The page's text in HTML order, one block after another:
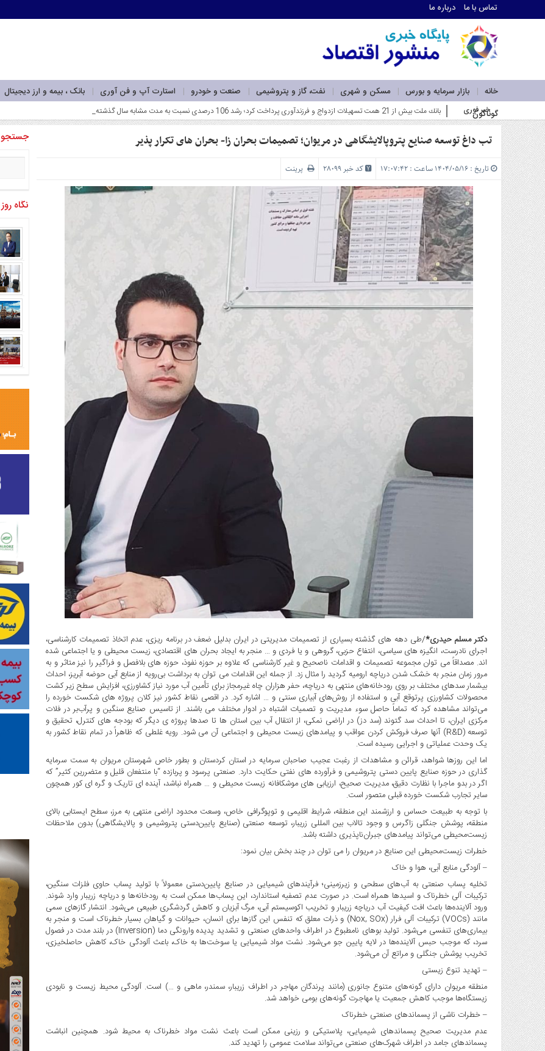
تماس با ما درباره ما
خانه بازار سرمایه و بورس مسکن و شهری نفت، گاز و پتروشیمی صنعت و خودرو استارت آپ و فن آوری بانک ، بیمه و ارز دیجیتال
گوناگون
ما
درباره
سرویس
ها
خانه
بازار
سرمایه
و
بورس
مسکن
و
شهری
نفت،
گاز
و
پتروشیمی
صنعت
و
خودرو
استارت
آپ
و
فن
آوری
بانک
،
بیمه
و
ارز
دیجیتال
کشاورزی
و
صنایع
غذایی
سیاسی
و
بین
الملل
نگاه
روز
گوناگون
خبر فوری ف_
تب داغ توسعه صنایع پتروپالایشگاهی در مریوان؛ تصمیمات بحران زا- بحران های تکرار پذیر
تاریخ : ۱۴۰۴/۰۵/۱۶ ساعت : ۱۷:۰۷:۴۲ کد خبر 28099 پرینت
دکتر مسلم حیدری*/طی دهه های گذشته بسیاری از تصمیمات مدیریتی در ایران بدلیل ضعف در برنامه ریزی، عدم اتخاذ تصمیمات کارشناسی،
اجرای نادرست، انگیزه های سیاسی، انتفاع حزبی، گروهی و یا فردی و … منجر به ایجاد بحران های اقتصادی، زیست محیطی و یا اجتماعی شده
اند. مصداقاً می توان مجموعه تصمیمات و اقدامات ناصحیح و غیر کارشناسی که علاوه بر حوزه نفوذ، حوزه های بلافصل و فراگیر را نیز متاثر و به
مرور زمان منجر به خشک شدن دریاچه ارومیه گردید را مثال زد. از جمله این اقدامات می توان به برداشت بی‌رویه از منابع آبی حوضه آبریز، احداث
بیشمار سدهای مختلف بر روی رودخانه‌های منتهی به دریاچه، حفر هزاران چاه غیرمجاز برای تأمین آب مورد نیاز کشاورزی، افزایش سطح زیر کشت
محصولات کشاورزی پرتوقع آبی و استفاده از روش‌های آبیاری سنتی و … اشاره کرد. در اقصی نقاط کشور نیز کلان پروژه های شکست خورده را
می‌تواند مشاهده کرد که تماماً حاصل سوء مدیریت و تصمیات اشتباه در ادوار مختلف می باشند. از تاسیس صنایع سنگین و پرآب‌بر در فلات
مرکزی ایران، تا احداث سد گتوند (سد دز) در اراضی نمکی، از انتقال آب بین استان ها تا صدها پروژه ی دیگر که بودجه های کنترل، تحقیق و
توسعه (R&D) آنها صرف فروکش کردن عواقب و پیامدهای زیست محیطی و اجتماعی آن می شود. رویه غلطی که ظاهراً در تمام نقاط کشور به
یک وحدت عملیاتی و اجرایی رسیده است.
اما این روزها شواهد، قرائن و مشاهدات از رغبت عجیب صاحبان سرمایه در استان کردستان و بطور خاص شهرستان مریوان به سمت سرمایه
گذاری در حوزه صنایع پایین دستی پتروشیمی و فرآورده های نفتی حکایت دارد. صنعتی پرسود و پربازده “با منتفعان قلیل و متضررین کثیر” که
اگر در بدو ماجرا با نظارت دقیق، مدیریت صحیح، ارزیابی های موشکافانه زیست محیطی و … همراه نباشد، آینده ای تاریک و گره ای کور همچون
سایر تجارب شکست خورده قبلی متصور است.
با توجه به طبیعت حساس و ارزشمند این منطقه، شرایط اقلیمی و توپوگرافی خاص، وسعت محدود اراضی منتهی به مرز، سطح ایستابی بالای
منطقه، پوشش جنگلی زاگرس و وجود تالاب بین المللی زریبار، توسعه صنعتی (صنایع پایین‌دستی پتروشیمی و پالایشگاهی) بدون ملاحظات
زیست‌محیطی می‌تواند پیامدهای جبران‌ناپذیری داشته باشد.
خطرات زیست‌محیطی این صنایع در مریوان را می توان در چند بخش بیان نمود:
– آلودگی منابع آبی، هوا و خاک
تخلیه پساب صنعتی به آب‌های سطحی و زیرزمینی؛ فرآیندهای شیمیایی در صنایع پایین‌دستی معمولاً با تولید پساب حاوی فلزات سنگین،
ترکیبات آلی خطرناک و اسیدها همراه است. در صورت عدم تصفیه استاندارد، این پساب‌ها ممکن است به رودخانه‌ها و دریاچه زریبار وارد شوند.
ورود آلاینده‌ها باعث افت کیفیت آب دریاچه زریبار و تخریب اکوسیستم آبی، مرگ آبزیان و کاهش گردشگری طبیعی می‌شود. انتشار گازهای سمی
مانند (VOCs) ترکیبات آلی فرار (Nox, SOx) و ذرات معلق که تنفس این گازها برای انسان، حیوانات و گیاهان بسیار خطرناک است و منجر به
بیماری‌های تنفسی می‌شود. تولید بوهای نامطبوع در اطراف واحدهای صنعتی و تشدید پدیده وارونگی دما (Inversion) در بلند مدت در فصول
سرد، که موجب حبس آلاینده‌ها در لایه پایین جو می‌شود. نشت مواد شیمیایی یا سوخت‌ها به خاک، باعث آلودگی خاک، کاهش حاصلخیزی،
تخریب پوشش جنگلی و مراتع آن می‌شود.
– تهدید تنوع زیستی
منطقه مریوان دارای گونه‌های متنوع جانوری (مانند پرندگان مهاجر در اطراف زریبار، سمندر، ماهی و …) است. آلودگی محیط زیست و نابودی
زیستگاه‌ها موجب کاهش جمعیت یا مهاجرت گونه‌های بومی خواهد شد.
– خطرات ناشی از پسماندهای صنعتی خطرناک
عدم مدیریت صحیح پسماندهای شیمیایی، پلاستیکی و رزینی ممکن است باعث نشت مواد خطرناک به محیط شود. همچنین انباشت
پسماندهای جامد در اطراف شهرک‌های صنعتی می‌تواند سلامت عمومی را تهدید کند.
جستجو
نگاه روز